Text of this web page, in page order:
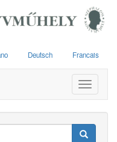
Deutsch Francais
Toggle